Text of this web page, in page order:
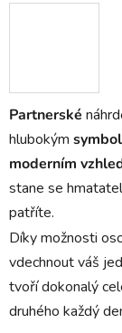
Partnerské
hlubokým
moderním
stane se
patříte.
Díky možnosti
vdechnout váš
tvoří dokonalý
druhého každý